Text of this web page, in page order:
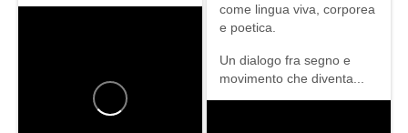
come lingua viva, corporea
e poetica.
Un dialogo fra segno e
movimento che diventa...